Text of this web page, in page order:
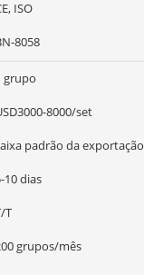
ISO
8058
grupo
8000/set
padrão da exportação
10 dias
T
grupos/mês